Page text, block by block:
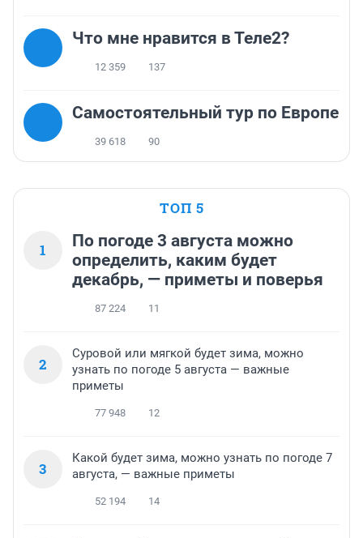
Что мне нравится в Теле2?
12 359 137
Самостоятельный тур по Европе
39 618 90
ТОП 5
1
По погоде 3 августа можно
определить, каким будет
декабрь, — приметы и поверья
87 224 11
2
Суровой или мягкой будет зима, можно
узнать по погоде 5 августа — важные
приметы
77 948 12
3
Какой будет зима, можно узнать по погоде 7
августа, — важные приметы
52 194 14